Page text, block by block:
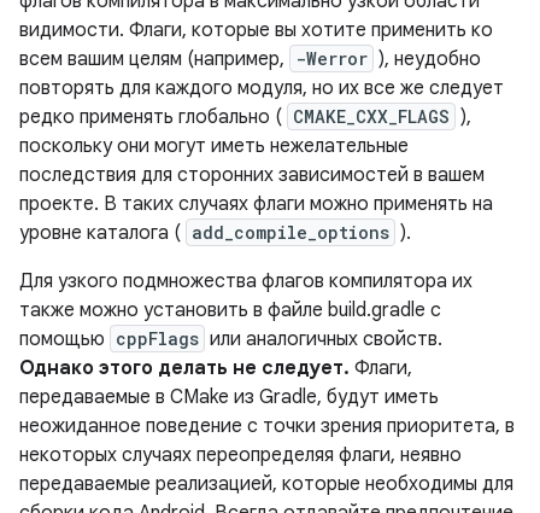
видимости. Флаги, которые вы хотите применить ко
всем вашим целям (например,
-Werror ), неудобно
повторять для каждого модуля, но их все же следует
редко применять глобально ( CMAKE_CXX_FLAGS ),
поскольку они могут иметь нежелательные
последствия для сторонних зависимостей в вашем
проекте. В таких случаях флаги можно применять на
уровне каталога ( add_compile_options ).
Для узкого подмножества флагов компилятора их
также можно установить в файле build.gradle с
помощью cppFlags или аналогичных свойств.
Однако этого делать не следует. Флаги,
передаваемые в CMake из Gradle, будут иметь
неожиданное поведение с точки зрения приоритета, в
некоторых случаях переопределяя флаги, неявно
передаваемые реализацией, которые необходимы для